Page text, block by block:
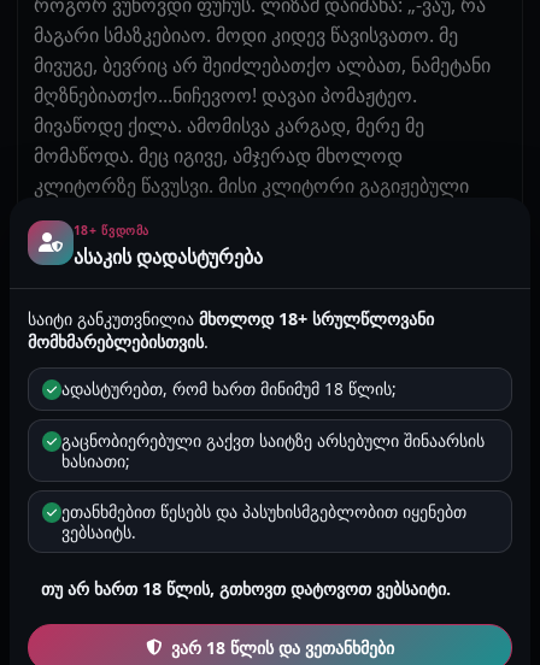
მაგარი სმაზკებიაო. მოდი კიდევ წავისვათო. მე
მივუგე, ბევრიც არ შეიძლებათქო ალბათ, ნამეტანი
მღზნებიათქო...ნიჩევოო! დავაი პომაჟტეო.
მივაწოდე ქილა. ამომისვა კარგად, მერე მე
მომაწოდა. მეც იგივე, ამჯერად მხოლოდ
კლიტორზე წავუსვი. მისი კლიტორი გაგიჟებული
იყო, პატარა კუტუსავით მიყურებდა. ლიზა: „-ოო, და
და! სოსიტე, ვოტ ტაკ-და მილაია! ბოჟე, კაკ
ხოროშოო...მოია პიზდა ს უმა სხოდით! ები მენია
პალცამიო!“ მეც შევუსრულე ნატვრა და მაგრად
მოვტყანი თითებით. ლიზამ წამოიკნავლა და
გაათავა :). მოტრიალდა, გადამიშალა ფეხები განზე
და შეუდგა ჩემი მუტლის „ახალ წრეზე“ გასვლას. „G“
წერტილს მიმასაჟებდა, თან ძლიერ აწითლებული
სახით და დამშეული თვალებით მიყურებდა ფუჩუში.
ელოდებოდა, თუ როდის გავასხავდი „სკვირტით“.
ცოტა გამიხანგრძლივდა ორგაზმის მოსვლა,
ნამეტნავად აღგზნებული გახლდით. ბოლოს
როგორც იქნა გამათავებია. დავმშვიდდი ქალი :).
მოვითქვით ორივემ რა ცოტათი სული, ცხელი ჩაი
დავლიეთ და მესამე წრეზე წავედით. მე, სალიხას
18+ ᲬᲕᲓᲝᲛᲐ
ასაკის დადასტურება
საიტი განკუთვნილიამხოლოდ 18+ სრულწლოვანი
მომხმარებლებისთვის.
ადასტურებთ, რომ ხართ მინიმუმ 18 წლის;
გაცნობიერებული გაქვთ საიტზე არსებული შინაარსის
ხასიათი;
ეთანხმებით წესებს და პასუხისმგებლობით იყენებთ
ვებსაიტს.
თუ არ ხართ 18 წლის, გთხოვთ დატოვოთ ვებსაიტი.
ვარ 18 წლის და ვეთანხმები